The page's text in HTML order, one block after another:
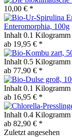
10,00 € *
Enteromorphia, 100g
Inhalt 0.1 Kilogramm
ab 19,95 € *
Inhalt 0.5 Kilogramm
ab 77,90 € *
Inhalt 0.1 Kilogramm
ab 16,95 € *
Inhalt 0.4 Kilogramm
ab 82,90 € *
Zuletzt angesehen